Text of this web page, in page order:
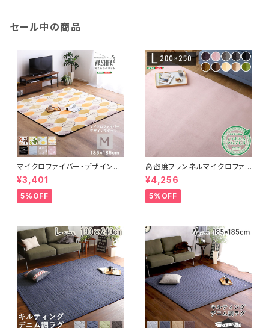
セール中の商品
マイクロファイバー・デザインラ
グマットMサイズ（185×185cm）
洗えるラグマット 【WASHFA2】
FRG-D2-M
¥3,401
5%OFF
高密度フランネルマイクロファイ
バー・ラグマットLサイズ（200×2
50cm）洗えるラグマット｜ナル
トレア
¥4,256
5%OFF